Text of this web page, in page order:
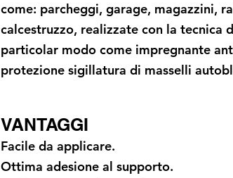
come: parcheggi, garage, magazzini,
calcestruzzo, realizzate con la tecnica
particolar modo come impregnante
protezione sigillatura di masselli
VANTAGGI
Facile da applicare.
Ottima adesione al supporto.